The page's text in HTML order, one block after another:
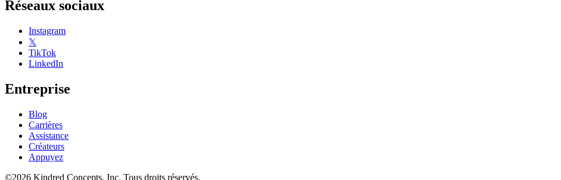
Réseaux sociaux
Instagram
𝕏
TikTok
LinkedIn
Entreprise
Blog
Carrières
Assistance
Créateurs
Appuyez
©2026 Kindred Concepts, Inc. Tous droits réservés.